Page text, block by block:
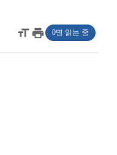
format_sizeprint 0명 읽는 중